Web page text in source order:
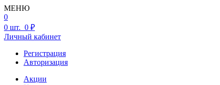
МЕНЮ
0
0 шт. 0 ₽
Личный кабинет
Регистрация
Авторизация
Акции